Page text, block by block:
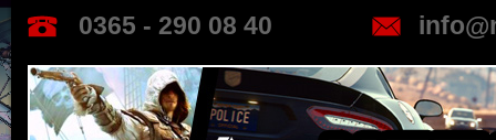
0365 - 290 08 40